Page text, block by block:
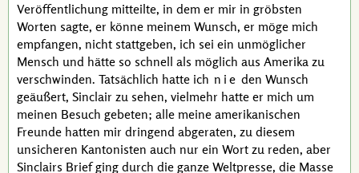
Veröffentlichung mitteilte, in dem er mir in gröbsten
Worten sagte, er könne meinem Wunsch, er möge mich
empfangen, nicht stattgeben, ich sei ein unmöglicher
Mensch und hätte so schnell als möglich aus Amerika zu
verschwinden. Tatsächlich hatte ich nie den Wunsch
geäußert, Sinclair zu sehen, vielmehr hatte er mich um
meinen Besuch gebeten; alle meine amerikanischen
Freunde hatten mir dringend abgeraten, zu diesem
unsicheren Kantonisten auch nur ein Wort zu reden, aber
Sinclairs Brief ging durch die ganze Weltpresse, die Masse